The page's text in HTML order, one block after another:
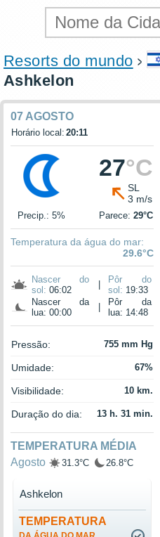
Resorts do mundo
Ashkelon
07 AGOSTO
Horário local: 20:11
27°C
SL
3 m/s
Precip.: 5% Parece: 29°C
Temperatura da água do mar:
29.6°C
Nascer do
sol: 06:02
Pôr do
sol: 19:33
Nascer da
lua: 00:00
Pôr da
lua: 14:48
Pressão: 755 mm Hg
Umidade: 67%
Visibilidade: 10 km.
Duração do dia: 13 h. 31 min.
TEMPERATURA MÉDIA
Agosto
31.3°C 26.8°C
TEMPERATURA
Ashkelon